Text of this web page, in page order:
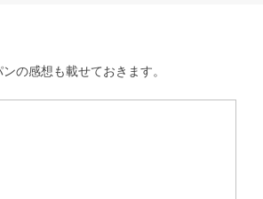
の感想も載せておきます。